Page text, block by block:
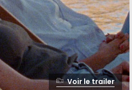
Voir le trailer